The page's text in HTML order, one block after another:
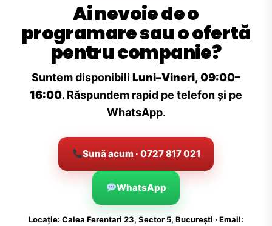
Ai nevoie de o
programare sau o ofertă
pentru companie?
Suntem disponibili Luni–Vineri, 09:00–
16:00. Răspundem rapid pe telefon și pe
WhatsApp.
Sună acum · 0727 817 021
WhatsApp
Locație: Calea Ferentari 23, Sector 5, București · Email: